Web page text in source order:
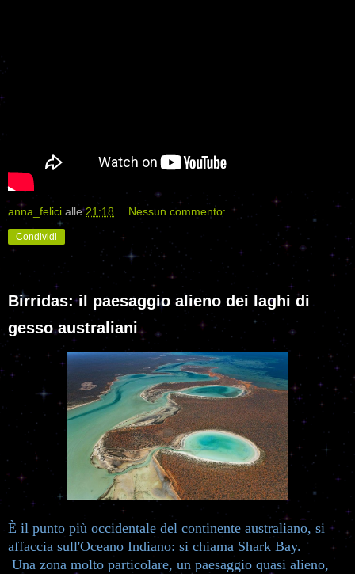
anna_felici alle21:18 Nessun commento:
Condividi
Birridas: il paesaggio alieno dei laghi di
gesso australiani
È il punto più occidentale del continente australiano, si
affaccia sull'Oceano Indiano: si chiama Shark Bay.
Una zona molto particolare, un paesaggio quasi alieno,